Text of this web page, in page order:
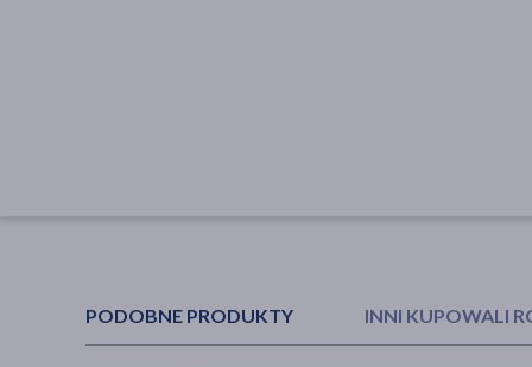
PODOBNE PRODUKTY INNI KUPOWALI